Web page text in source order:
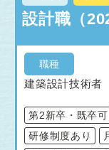
設計職（
職種
建築設計技術者
第2新卒・既卒可
研修制度あり